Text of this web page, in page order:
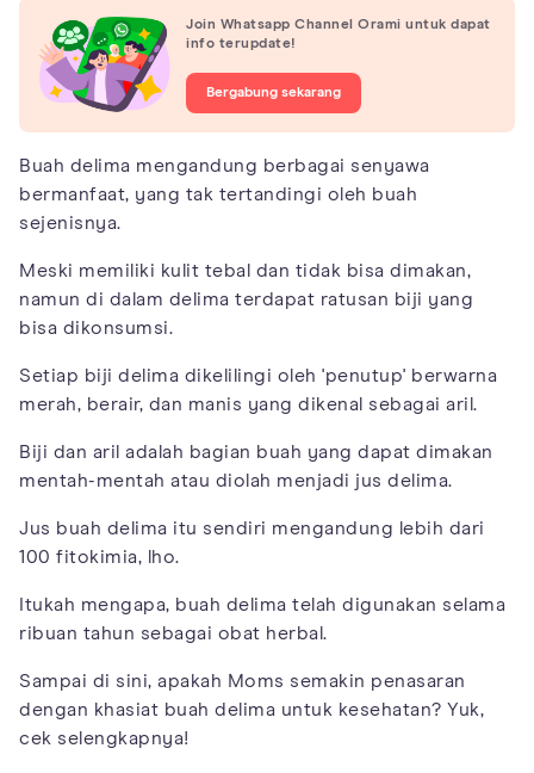
Join Whatsapp Channel Orami untuk dapat
info terupdate!
Bergabung sekarang
Buah delima mengandung berbagai senyawa
bermanfaat, yang tak tertandingi oleh buah
sejenisnya.
Meski memiliki kulit tebal dan tidak bisa dimakan,
namun di dalam delima terdapat ratusan biji yang
bisa dikonsumsi.
Setiap biji delima dikelilingi oleh 'penutup' berwarna
merah, berair, dan manis yang dikenal sebagai aril.
Biji dan aril adalah bagian buah yang dapat dimakan
mentah-mentah atau diolah menjadi jus delima.
Jus buah delima itu sendiri mengandung lebih dari
100 fitokimia, lho.
Itukah mengapa, buah delima telah digunakan selama
ribuan tahun sebagai obat herbal.
Sampai di sini, apakah Moms semakin penasaran
dengan khasiat buah delima untuk kesehatan? Yuk,
cek selengkapnya!